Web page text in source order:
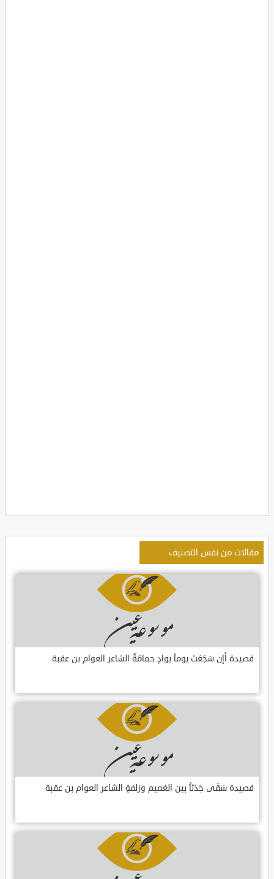
مقالات من نفس التصنيف
قصيدة أإن سَجَعَت يوماً بوادٍ حمامَةٌ الشاعر العوام بن عقبة
قصيدة سَقَى جَدَثاً بين الغميم وزلفةٍ الشاعر العوام بن عقبة